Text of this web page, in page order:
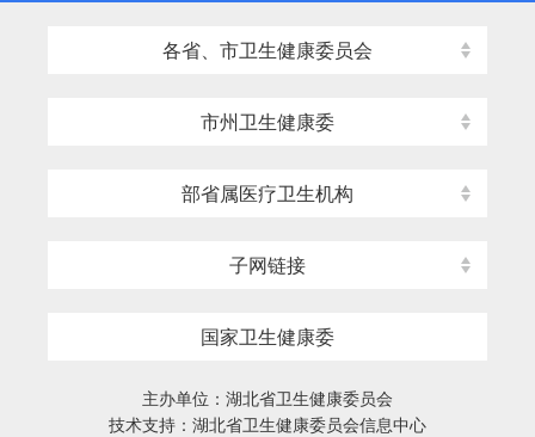
各省、市卫生健康委员会
市州卫生健康委
部省属医疗卫生机构
子网链接
国家卫生健康委
主办单位：湖北省卫生健康委员会
技术支持：湖北省卫生健康委员会信息中心